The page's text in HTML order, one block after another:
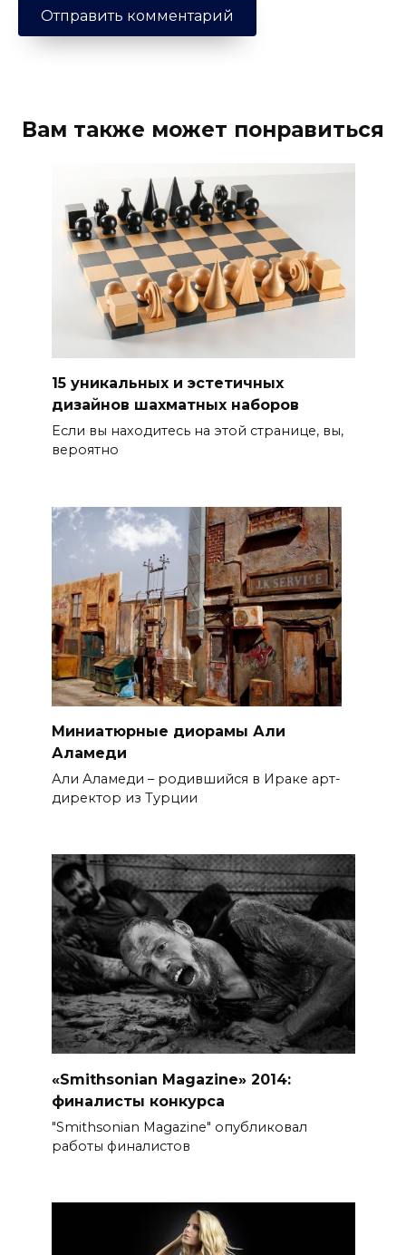
Вам также может понравиться
15 уникальных и эстетичных
дизайнов шахматных наборов
Если вы находитесь на этой странице, вы,
вероятно
Миниатюрные диорамы Али
Аламеди
Али Аламеди – родившийся в Ираке арт-
директор из Турции
«Smithsonian Magazine» 2014:
финалисты конкурса
"Smithsonian Magazine" опубликовал
работы финалистов